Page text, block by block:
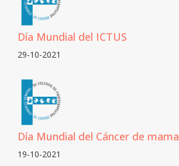
Día Mundial del ICTUS
29-10-2021
Día Mundial del Cáncer de mama
19-10-2021